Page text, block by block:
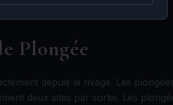
Plongée
depuis le rivage. Les
deux sites par sortie. Les